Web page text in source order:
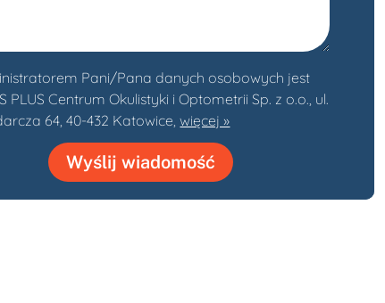
Pani/Pana danych osobowych jest
PLUS Centrum Okulistyki i Optometrii Sp. z o.o., ul.
64, 40-432 Katowice,więcej »
Wyślij wiadomość